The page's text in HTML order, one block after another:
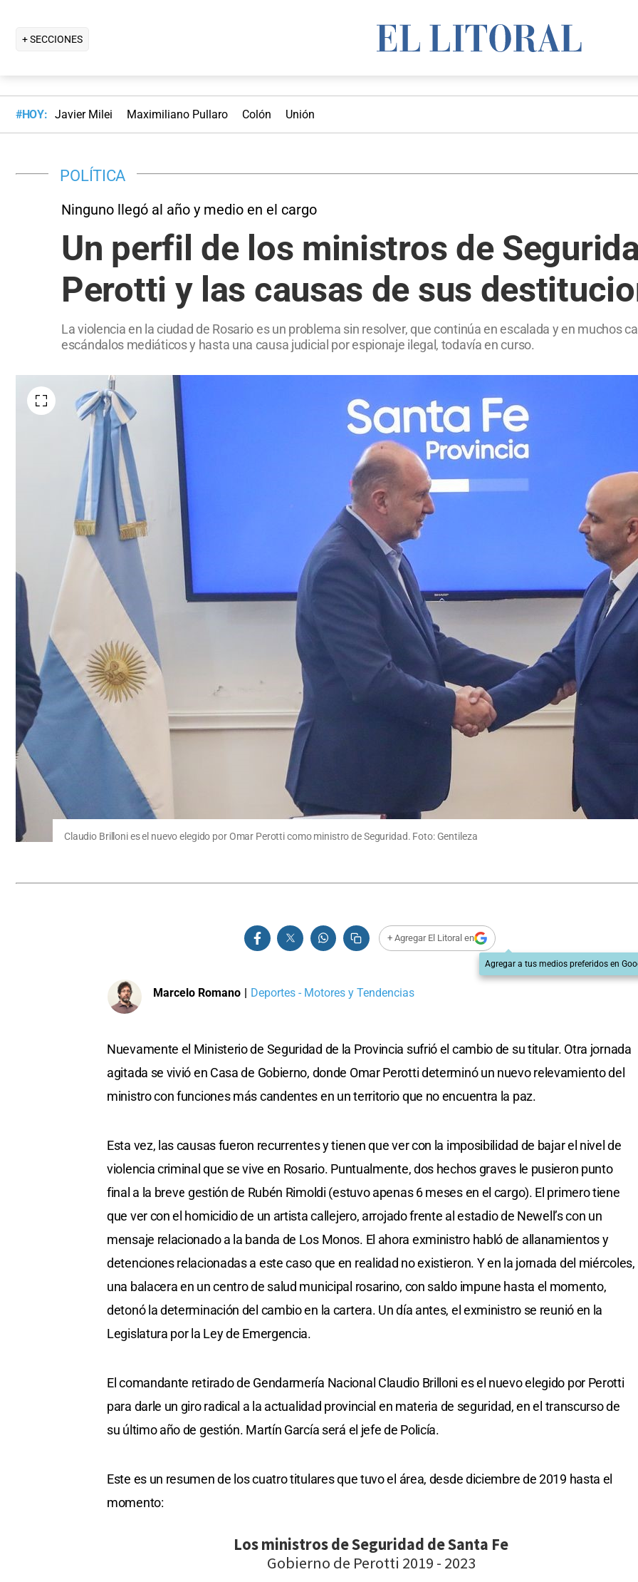
+ SECCIONES
#HOY: Javier Milei Maximiliano Pullaro Colón Unión
POLÍTICA
Ninguno llegó al año y medio en el cargo
Un perfil de los ministros de
Perotti y las causas de sus
La violencia en la ciudad de Rosario es un problema sin resolver, que continúa en escalada y en muchos
escándalos mediáticos y hasta una causa judicial por espionaje ilegal, todavía en curso.
Claudio Brilloni es el nuevo elegido por Omar Perotti como ministro de Seguridad. Foto: Gentileza
+ Agregar El Litoral en
Agregar a tus medios preferidos en
Marcelo Romano | Deportes - Motores y Tendencias
Nuevamente el Ministerio de Seguridad de la Provincia sufrió el cambio de su titular. Otra jornada
agitada se vivió en Casa de Gobierno, donde Omar Perotti determinó un nuevo relevamiento del
ministro con funciones más candentes en un territorio que no encuentra la paz.
Esta vez, las causas fueron recurrentes y tienen que ver con la imposibilidad de bajar el nivel de
violencia criminal que se vive en Rosario. Puntualmente, dos hechos graves le pusieron punto
final a la breve gestión de Rubén Rimoldi (estuvo apenas 6 meses en el cargo). El primero tiene
que ver con el homicidio de un artista callejero, arrojado frente al estadio de Newell’s con un
mensaje relacionado a la banda de Los Monos. El ahora exministro habló de allanamientos y
detenciones relacionadas a este caso que en realidad no existieron. Y en la jornada del miércoles,
una balacera en un centro de salud municipal rosarino, con saldo impune hasta el momento,
detonó la determinación del cambio en la cartera. Un día antes, el exministro se reunió en la
Legislatura por la Ley de Emergencia.
El comandante retirado de Gendarmería Nacional Claudio Brilloni es el nuevo elegido por Perotti
para darle un giro radical a la actualidad provincial en materia de seguridad, en el transcurso de
su último año de gestión. Martín García será el jefe de Policía.
Este es un resumen de los cuatro titulares que tuvo el área, desde diciembre de 2019 hasta el
momento: